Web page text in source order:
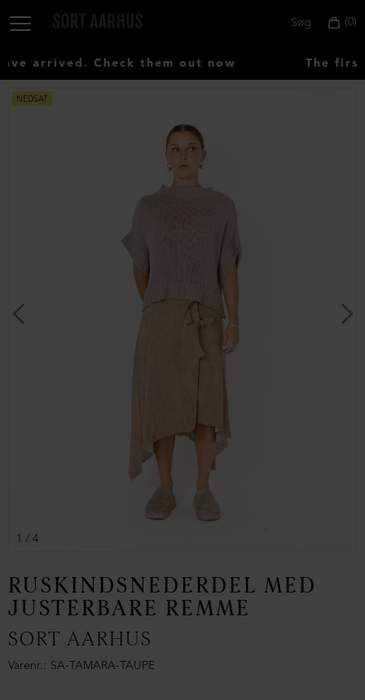
0
Søg
arrived. Check them out now The first
NEDSAT
1 / 4
RUSKINDSNEDERDEL MED
JUSTÉRBARE REMME
SORT AARHUS
Varenr. SA-TAMARA-TAUPE